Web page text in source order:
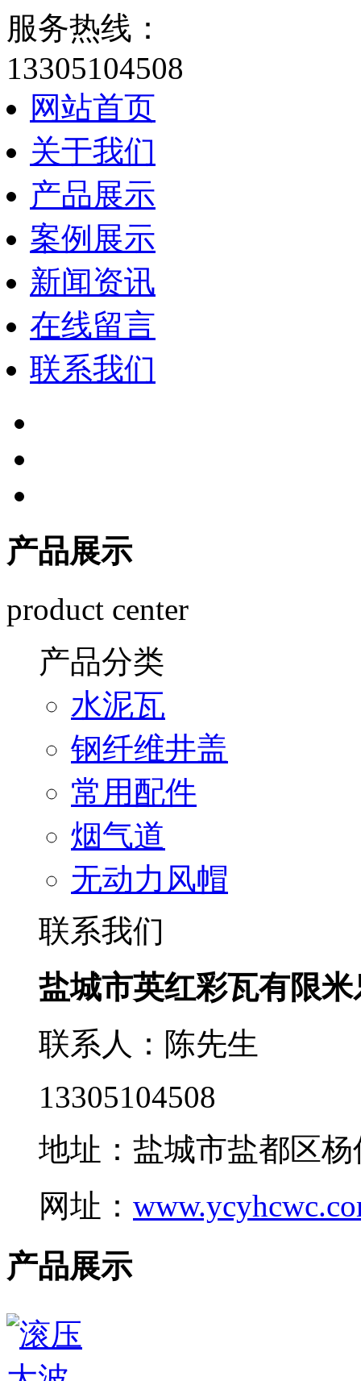
服务热线：
13305104508
网站首页
关于我们
产品展示
案例展示
新闻资讯
在线留言
联系我们
产品展示
product center
产品分类
水泥瓦
钢纤维井盖
常用配件
烟气道
无动力风帽
联系我们
盐城市英红彩瓦有限
联系人：陈先生
13305104508
地址：盐城市盐都区
网址：
产品展示